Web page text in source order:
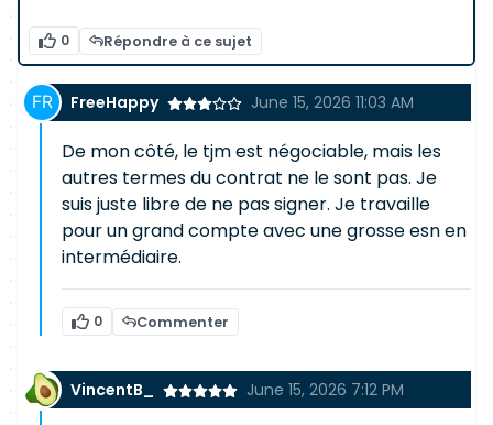
0 Répondre à ce sujet
FreeHappy June 15, 2026 11:03 AM
De mon côté, le tjm est négociable, mais les
autres termes du contrat ne le sont pas. Je
suis juste libre de ne pas signer. Je travaille
pour un grand compte avec une grosse esn en
intermédiaire.
0 Commenter
VincentB_ June 15, 2026 7:12 PM